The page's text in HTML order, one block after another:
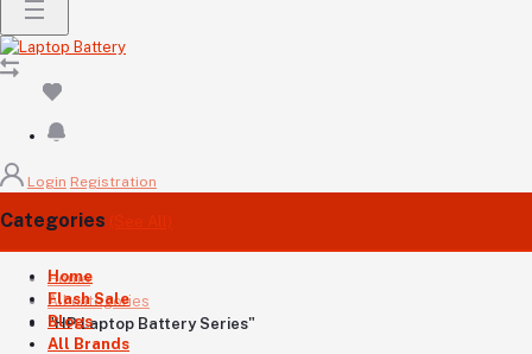
Login Registration
Categories
Home
Flash Sale
Blogs
All Brands
Home
All categories
"HP Laptop Battery Series"